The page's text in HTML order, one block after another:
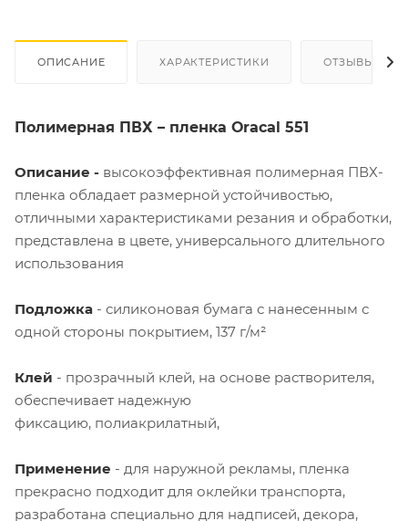
ОПИСАНИЕ ХАРАКТЕРИСТИКИ ОТЗЫВЫ
Полимерная ПВХ – пленка Oracal 551
Описание - высокоэффективная полимерная ПВХ-
пленка обладает размерной устойчивостью,
отличными характеристиками резания и обработки,
представлена в цвете, универсального длительного
использования
Подложка - силиконовая бумага с нанесенным с
одной стороны покрытием, 137 г/м²
Клей - прозрачный клей, на основе растворителя,
обеспечивает надежную
фиксацию, полиакрилатный,
Применение - для наружной рекламы, пленка
прекрасно подходит для оклейки транспорта,
разработана специально для надписей, декора,